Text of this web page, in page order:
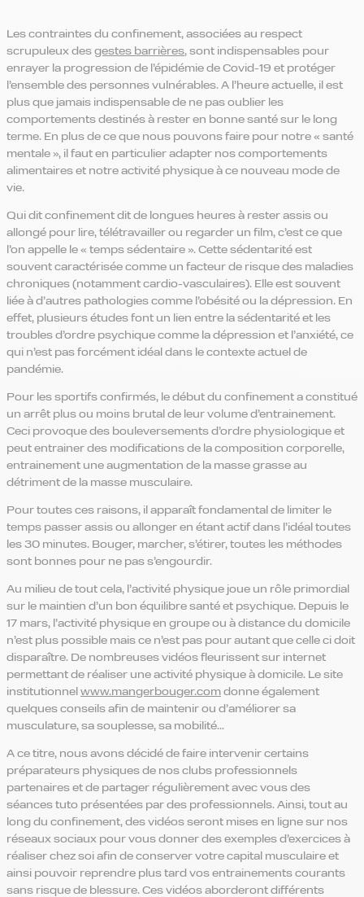
Les contraintes du confinement, associées au respect
scrupuleux des gestes barrières, sont indispensables pour
enrayer la progression de l’épidémie de Covid-19 et protéger
l’ensemble des personnes vulnérables. A l’heure actuelle, il est
plus que jamais indispensable de ne pas oublier les
comportements destinés à rester en bonne santé sur le long
terme. En plus de ce que nous pouvons faire pour notre « santé
mentale », il faut en particulier adapter nos comportements
alimentaires et notre activité physique à ce nouveau mode de
vie.
Qui dit confinement dit de longues heures à rester assis ou
allongé pour lire, télétravailler ou regarder un film, c’est ce que
l’on appelle le « temps sédentaire ». Cette sédentarité est
souvent caractérisée comme un facteur de risque des maladies
chroniques (notamment cardio-vasculaires). Elle est souvent
liée à d’autres pathologies comme l’obésité ou la dépression. En
effet, plusieurs études font un lien entre la sédentarité et les
troubles d’ordre psychique comme la dépression et l’anxiété, ce
qui n’est pas forcément idéal dans le contexte actuel de
pandémie.
Pour les sportifs confirmés, le début du confinement a constitué
un arrêt plus ou moins brutal de leur volume d’entrainement.
Ceci provoque des bouleversements d’ordre physiologique et
peut entrainer des modifications de la composition corporelle,
entrainement une augmentation de la masse grasse au
détriment de la masse musculaire.
Pour toutes ces raisons, il apparaît fondamental de limiter le
temps passer assis ou allonger en étant actif dans l’idéal toutes
les 30 minutes. Bouger, marcher, s’étirer, toutes les méthodes
sont bonnes pour ne pas s’engourdir.
Au milieu de tout cela, l’activité physique joue un rôle primordial
sur le maintien d’un bon équilibre santé et psychique. Depuis le
17 mars, l’activité physique en groupe ou à distance du domicile
n’est plus possible mais ce n’est pas pour autant que celle ci doit
disparaître. De nombreuses vidéos fleurissent sur internet
permettant de réaliser une activité physique à domicile. Le site
institutionnel www.mangerbouger.com donne également
quelques conseils afin de maintenir ou d’améliorer sa
musculature, sa souplesse, sa mobilité…
A ce titre, nous avons décidé de faire intervenir certains
préparateurs physiques de nos clubs professionnels
partenaires et de partager régulièrement avec vous des
séances tuto présentées par des professionnels. Ainsi, tout au
long du confinement, des vidéos seront mises en ligne sur nos
réseaux sociaux pour vous donner des exemples d’exercices à
réaliser chez soi afin de conserver votre capital musculaire et
ainsi pouvoir reprendre plus tard vos entrainements courants
sans risque de blessure. Ces vidéos aborderont différents